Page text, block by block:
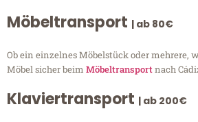
Möbeltransport | ab 80€
Ob ein einzelnes Möbelstück oder mehrere,
Möbel sicher beim Möbeltransportnach
Klaviertransport | ab 200€